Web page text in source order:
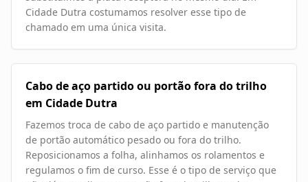
Cidade Dutra costumamos resolver esse tipo de
chamado em uma única visita.
Cabo de aço partido ou portão fora do trilho
em Cidade Dutra
Fazemos troca de cabo de aço partido e manutenção
de portão automático pesado ou fora do trilho.
Reposicionamos a folha, alinhamos os rolamentos e
regulamos o fim de curso. Esse é o tipo de serviço que